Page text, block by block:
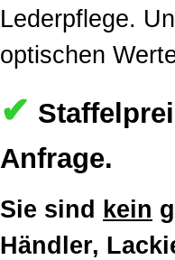
Lederpflege.
optischen
✔
Anfrage.
Sie sind kein
Händler,